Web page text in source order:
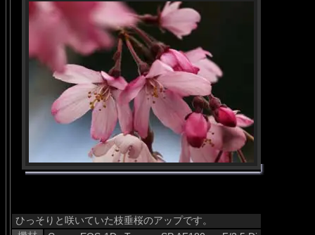
ひっそりと咲いていた枝垂桜のアップです。